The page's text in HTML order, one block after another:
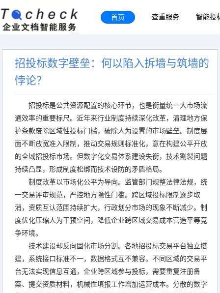
首页 查重服务 智能投
招投标数字壁垒：何以陷入拆墙与筑墙的
悖论？
招投标是公共资源配置的核心环节，也是衡量统一大市场流
通效率的重要标尺。近年来行业制度持续深化改革，清理地方保
护条款废除区域性投标门槛，破除人为设置的市场壁垒。制度层
面不断放宽准入限制，推动交易规则标准化，意在构建公平开放
的全域招投标市场。但数字化交易体系建设失衡，技术割裂问题
持续凸显，形成制度松绑而技术设防的矛盾格局。
制度改革以市场化公平为导向。监管部门规整法律法规，统
一交易评审规范，严控地方隐性门槛。跨区域投标限制逐步取
消，资质互认范围持续扩大，行政划分市场的现象不断减少。制
度优化压缩人为干预空间，降低企业跨区域交易成本营造平等竞
争环境。
技术建设却反向固化市场分割。各地招投标交易平台独立搭
建，系统接口标准不一，数据格式互不兼容。不同区域的交易平
台无法实现信息互通，企业跨区域参与投标，需要重复注册备
案、提交资质材料，机械性填报工作增加运营成本。分散的数字